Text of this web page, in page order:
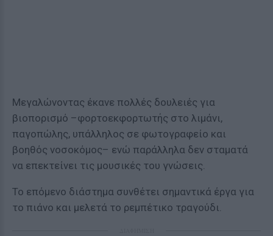
Μεγαλώνοντας έκανε πολλές δουλειές για
βιοπορισμό –φορτοεκφορτωτής στο λιμάνι,
παγοπώλης, υπάλληλος σε φωτογραφείο και
βοηθός νοσοκόμος– ενώ παράλληλα δεν σταματά
να επεκτείνει τις μουσικές του γνώσεις.
Το επόμενο διάστημα συνθέτει σημαντικά έργα για
το πιάνο και μελετά το ρεμπέτικο τραγούδι.